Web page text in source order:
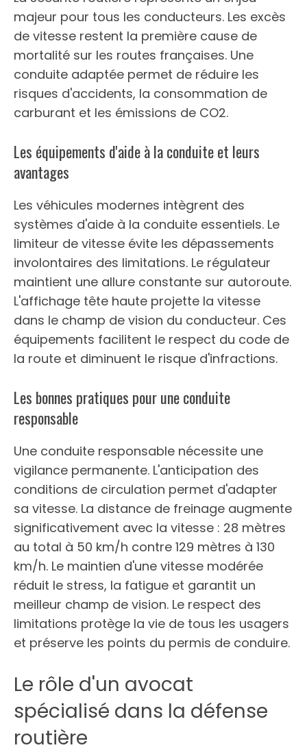
majeur pour tous les conducteurs. Les excès
de vitesse restent la première cause de
mortalité sur les routes françaises. Une
conduite adaptée permet de réduire les
risques d'accidents, la consommation de
carburant et les émissions de CO2.
Les équipements d'aide à la conduite et leurs
avantages
Les véhicules modernes intègrent des
systèmes d'aide à la conduite essentiels. Le
limiteur de vitesse évite les dépassements
involontaires des limitations. Le régulateur
maintient une allure constante sur autoroute.
L'affichage tête haute projette la vitesse
dans le champ de vision du conducteur. Ces
équipements facilitent le respect du code de
la route et diminuent le risque d'infractions.
Les bonnes pratiques pour une conduite
responsable
Une conduite responsable nécessite une
vigilance permanente. L'anticipation des
conditions de circulation permet d'adapter
sa vitesse. La distance de freinage augmente
significativement avec la vitesse : 28 mètres
au total à 50 km/h contre 129 mètres à 130
km/h. Le maintien d'une vitesse modérée
réduit le stress, la fatigue et garantit un
meilleur champ de vision. Le respect des
limitations protège la vie de tous les usagers
et préserve les points du permis de conduire.
Le rôle d'un avocat
spécialisé dans la défense
routière